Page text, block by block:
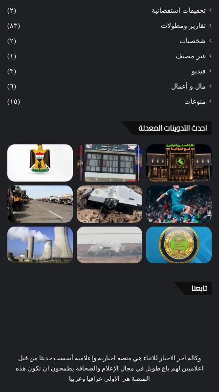
تحقيقات استقصائية (٢)
تقارير ومطولات (٨٣)
شخصيات (٢)
غير مصنف (١)
فيديو (٣)
مال و أعمال (٦)
منوعات (١٥)
احدث التدوينات المعدلة
تابعنا
وكالة اخر الاخبار للانباء هي منصة اخبارية وإعلامية أسست حديثا من قبل
اعلاميين لهم باع طويل في مجال الإعلام والصحافة يطمحون ان تكون هذه
المنصة هي الاولى عراقيا وعربيا